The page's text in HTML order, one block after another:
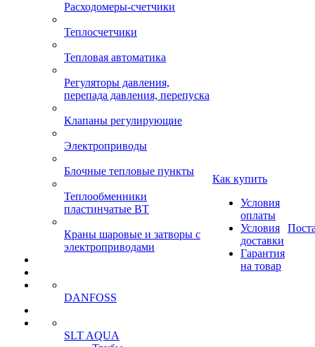
Расходомеры-счетчики
Теплосчетчики
Тепловая автоматика
Регуляторы давления,
перепада давления, перепуска
Клапаны регулирующие
Электроприводы
Блочные тепловые пункты
Теплообменники
пластинчатые ВТ
Краны шаровые и затворы с
электроприводами
DANFOSS
SLT AQUA
Как купить
Условия
оплаты
Условия
доставки
Гарантия
на товар